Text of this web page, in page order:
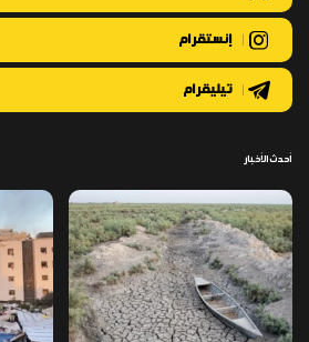
إنستقرام
تيليقرام
أحدث الأخبار